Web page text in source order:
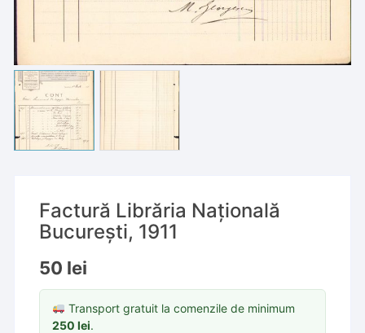
Factură Librăria Națională
București, 1911
50 lei
Transport gratuit la comenzile de minimum
250lei.